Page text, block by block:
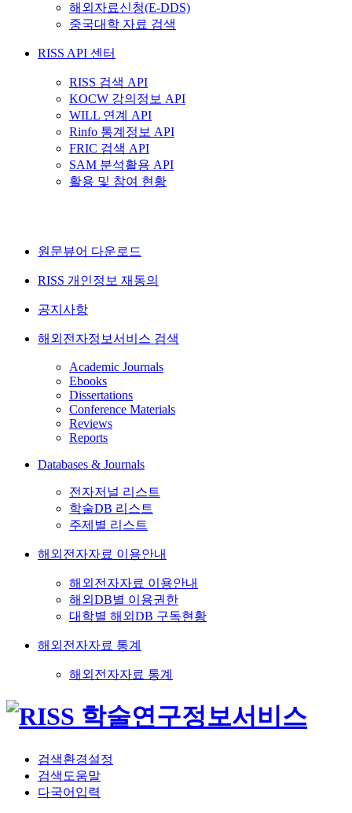
해외자료신청(E-DDS)
중국대학 자료 검색
RISS API 센터
RISS 검색 API
KOCW 강의정보 API
WILL 연계 API
Rinfo 통계정보 API
FRIC 검색 API
SAM 분석활용 API
활용 및 참여 현황
원문뷰어 다운로드
RISS 개인정보 재동의
공지사항
해외전자정보서비스 검색
Academic Journals
Ebooks
Dissertations
Conference Materials
Reviews
Reports
Databases & Journals
전자저널 리스트
학술DB 리스트
주제별 리스트
해외전자자료 이용안내
해외전자자료 이용안내
해외DB별 이용권한
대학별 해외DB 구독현황
해외전자자료 통계
해외전자자료 통계
검색환경설정
검색도움말
다국어입력